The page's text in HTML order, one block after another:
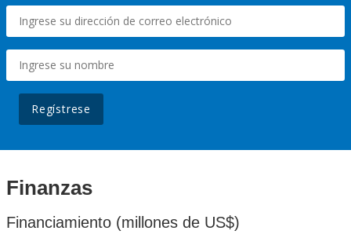
Regístrese
Finanzas
Financiamiento (millones de US$)